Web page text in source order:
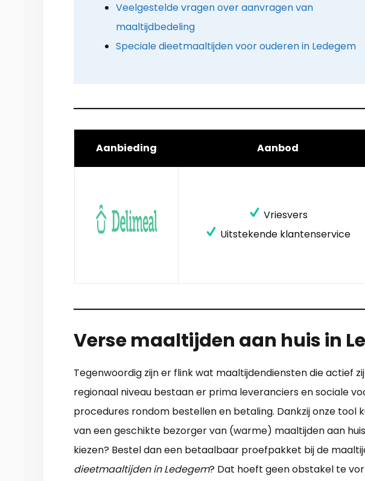
Veelgestelde vragen over aanvragen van
maaltijdbedeling
Speciale dieetmaaltijden voor ouderen in Ledegem
Aanbieding Aanbod
Vriesvers
Uitstekende klantenservice
Verse maaltijden aan huis in
Tegenwoordig zijn er flink wat maaltijdendiensten die actief
regionaal niveau bestaan er prima leveranciers en sociale
procedures rondom bestellen en betaling. Dankzij onze tool
van een geschikte bezorger van (warme) maaltijden aan
kiezen? Bestel dan een betaalbaar proefpakket bij de
dieetmaaltijden in Ledegem? Dat hoeft geen obstakel te